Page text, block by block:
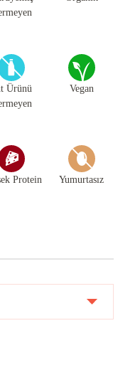
Ürünü
Vegan
Protein Yumurtasız